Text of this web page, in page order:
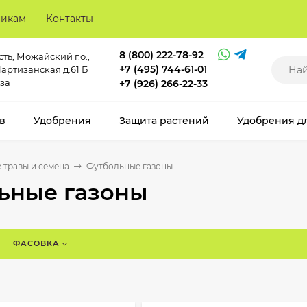
Контакты
Можайский г.о.,
д.61 Б
8 (800) 222-78-92
+7 (495) 744-61-01
+7 (926) 266-22-33
Удобрения Защита растений Удобрения
травы и семена Футбольные газоны
газоны
ФАСОВКА